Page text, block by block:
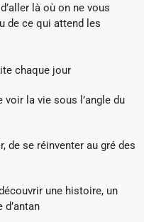
là où on ne vous
de ce qui attend les
chaque jour
voir la vie sous l’angle du
de se réinventer au gré des
une histoire, un